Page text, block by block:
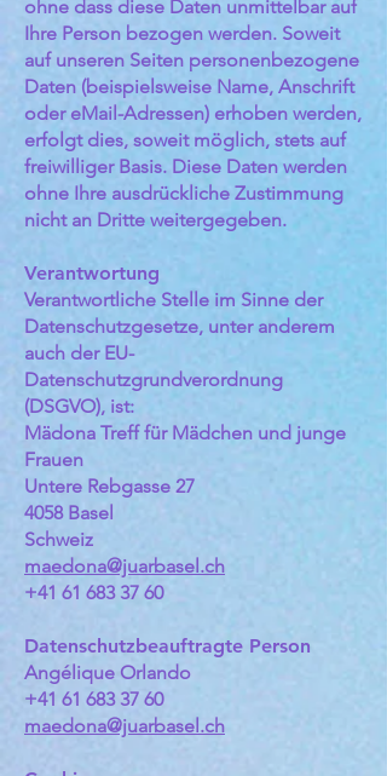
ohne dass diese Daten unmittelbar auf
Ihre Person bezogen werden. Soweit
auf unseren Seiten personenbezogene
Daten (beispielsweise Name, Anschrift
oder eMail-Adressen) erhoben werden,
erfolgt dies, soweit möglich, stets auf
freiwilliger Basis. Diese Daten werden
ohne Ihre ausdrückliche Zustimmung
nicht an Dritte weitergegeben.
Verantwortung
Verantwortliche Stelle im Sinne der
Datenschutzgesetze, unter anderem
auch der EU-
Datenschutzgrundverordnung
(DSGVO), ist:
Mädona Treff für Mädchen und junge
Frauen
Untere Rebgasse 27
4058 Basel
Schweiz
maedona@juarbasel.ch
+41 61 683 37 60
Datenschutzbeauftragte Person
Angélique Orlando
+41 61 683 37 60
maedona@juarbasel.ch